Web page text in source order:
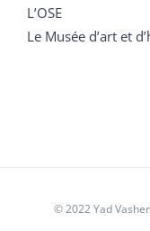
L’OSE
Le Musée d’art et
© 2022 Yad